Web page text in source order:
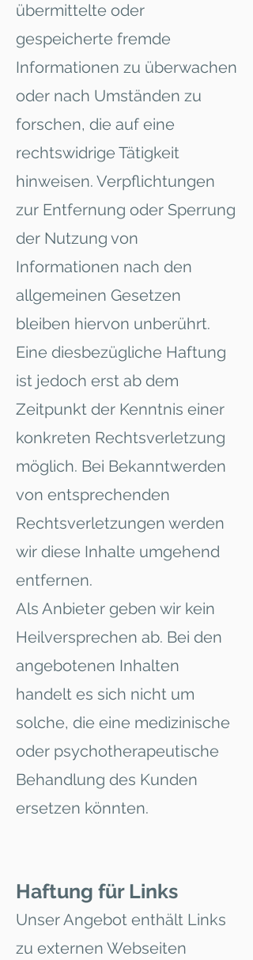
übermittelte oder
gespeicherte fremde
Informationen zu überwachen
oder nach Umständen zu
forschen, die auf eine
rechtswidrige Tätigkeit
hinweisen. Verpflichtungen
zur Entfernung oder Sperrung
der Nutzung von
Informationen nach den
allgemeinen Gesetzen
bleiben hiervon unberührt.
Eine diesbezügliche Haftung
ist jedoch erst ab dem
Zeitpunkt der Kenntnis einer
konkreten Rechtsverletzung
möglich. Bei Bekanntwerden
von entsprechenden
Rechtsverletzungen werden
wir diese Inhalte umgehend
entfernen.
Als Anbieter geben wir kein
Heilversprechen ab. Bei den
angebotenen Inhalten
handelt es sich nicht um
solche, die eine medizinische
oder psychotherapeutische
Behandlung des Kunden
ersetzen könnten.
Haftung für Links
Unser Angebot enthält Links
zu externen Webseiten